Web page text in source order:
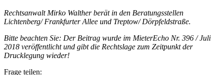
Rechtsanwalt Mirko Walther berät in den Beratungsstellen
Lichtenberg/ Frankfurter Allee und Treptow/ Dörpfeldstraße.
Bitte beachten Sie: Der Beitrag wurde im MieterEcho Nr. 396 / Juli
2018 veröffentlicht und gibt die Rechtslage zum Zeitpunkt der
Drucklegung wieder!
Frage teilen: